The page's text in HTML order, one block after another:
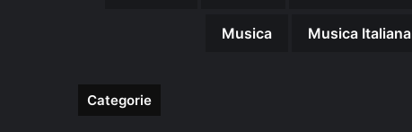
Musica Musica Italiana
Categorie